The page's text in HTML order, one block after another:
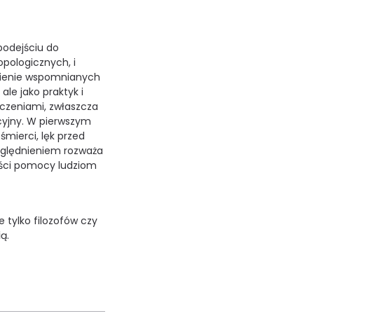
do
i
wspomnianych
jako praktyk i
zwłaszcza
W pierwszym
lęk przed
rozważa
pomocy ludziom
tylko filozofów czy